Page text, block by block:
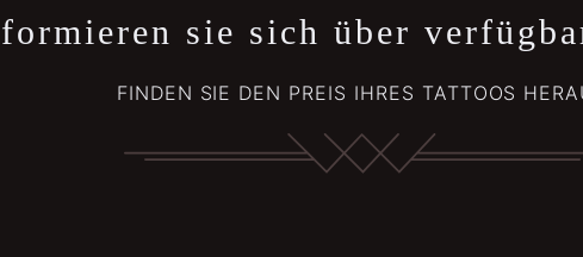
sie sich über
FINDEN SIE DEN PREIS IHRES TATTOOS